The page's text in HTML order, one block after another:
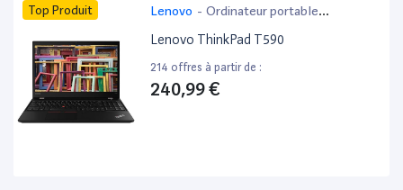
Top Produit Lenovo - Ordinateur portable
bureautique
Lenovo ThinkPad T590
214 offres à partir de :
240,99 €